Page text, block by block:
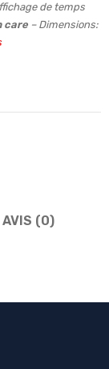
de temps
care – Dimensions:
AVIS (0)